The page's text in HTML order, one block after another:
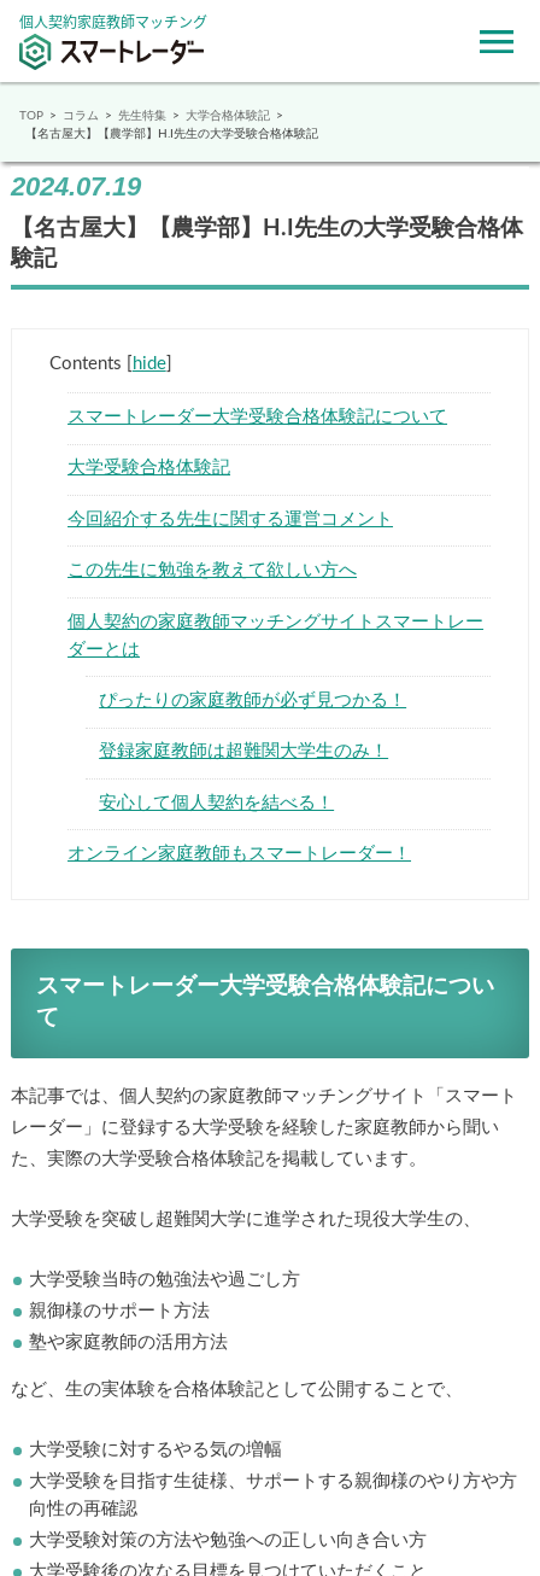
個人契約家庭教師マッチング
▶
TOP コラム 先生特集
大学合格体験記
【名古屋大】【農学部】H.I先生の大学受験合格体験記
2024.07.19
【名古屋大】【農学部】H.I先生の大学受験合格体
験記
Contents hide]
スマートレーダー大学受験合格体験記について
大学受験合格体験記
今回紹介する先生に関する運営コメント
この先生に勉強を教えて欲しい方へ
個人契約の家庭教師マッチングサイトスマートレー
ダーとは
ぴったりの家庭教師が必ず見つかる！
登録家庭教師は超難関大学生のみ！
安心して個人契約を結べる！
オンライン家庭教師もスマートレーダー！
スマートレーダー大学受験合格体験記につい
て
本記事では、個人契約の家庭教師マッチングサイト「スマート
レーダー」に登録する大学受験を経験した家庭教師から聞い
た、実際の大学受験合格体験記を掲載しています。
大学受験を突破し超難関大学に進学された現役大学生の、
大学受験当時の勉強法や過ごし方
親御様のサポート方法
塾や家庭教師の活用方法
など、生の実体験を合格体験記として公開することで、
大学受験に対するやる気の増幅
大学受験を目指す生徒様、サポートする親御様のやり方や方
向性の再確認
大学受験対策の方法や勉強への正しい向き合い方
大学受験後の次なる目標を見つけていただくこと